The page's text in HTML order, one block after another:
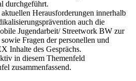
durchgeführt.
Herausforderungen innerhalb
auch die
Jugendarbeit/ Streetwork BW zur
Fragen der personellen und
Inhalte des Gesprächs.
in diesem Themenfeld
zusammenfassend.